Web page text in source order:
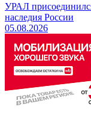
УРАЛ
наследия России
05.08.2026